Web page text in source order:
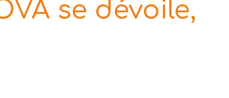
se dévoile,